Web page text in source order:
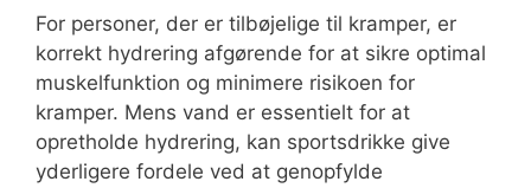
For personer, der er tilbøjelige til kramper, er
korrekt hydrering afgørende for at sikre optimal
muskelfunktion og minimere risikoen for
kramper. Mens vand er essentielt for at
opretholde hydrering, kan sportsdrikke give
yderligere fordele ved at genopfylde